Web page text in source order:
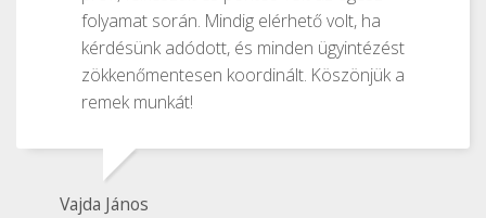
folyamat során. Mindig elérhető volt, ha
kérdésünk adódott, és minden ügyintézést
zökkenőmentesen koordinált. Köszönjük a
remek munkát!
Vajda János